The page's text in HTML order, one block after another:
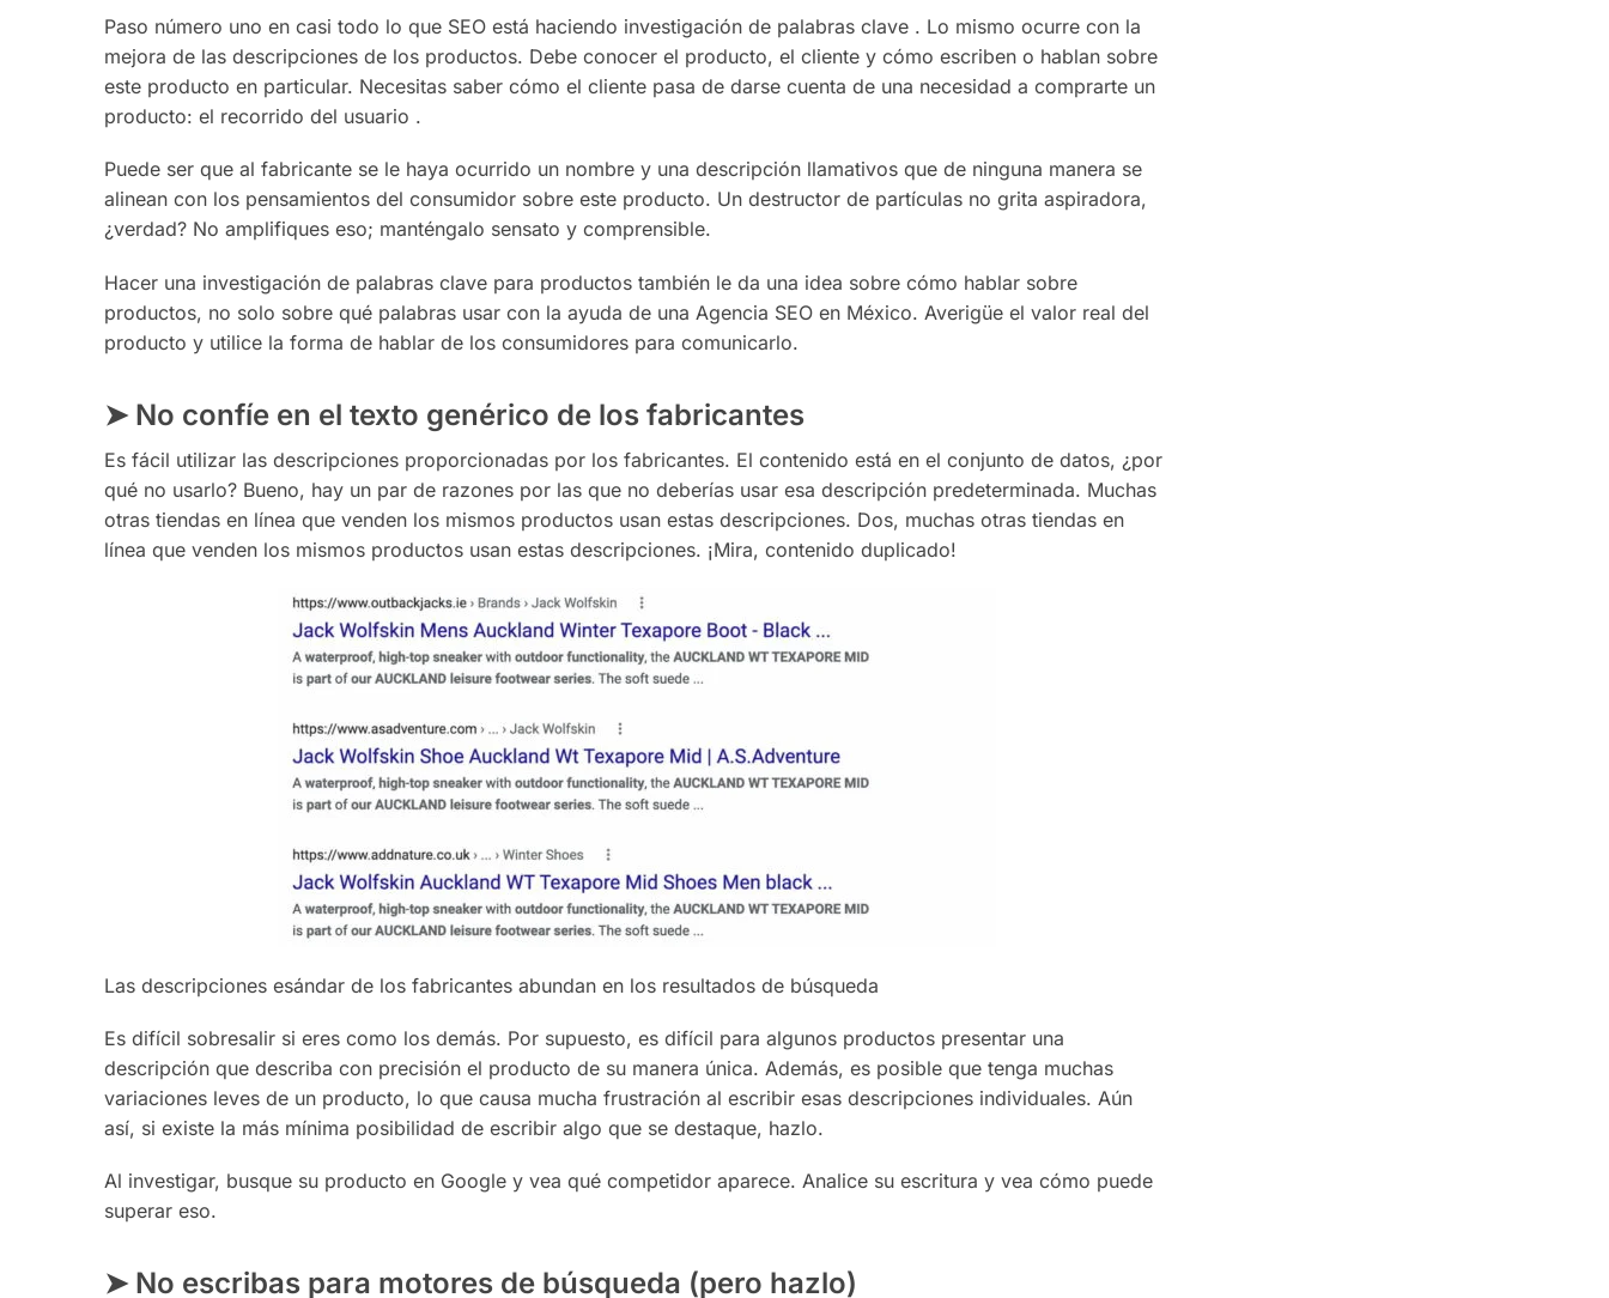
Paso número uno en casi todo lo que SEO está haciendo investigación de palabras clave . Lo mismo ocurre con la
mejora de las descripciones de los productos. Debe conocer el producto, el cliente y cómo escriben o hablan sobre
este producto en particular. Necesitas saber cómo el cliente pasa de darse cuenta de una necesidad a comprarte un
producto: el recorrido del usuario .
Puede ser que al fabricante se le haya ocurrido un nombre y una descripción llamativos que de ninguna manera se
alinean con los pensamientos del consumidor sobre este producto. Un destructor de partículas no grita aspiradora,
¿verdad? No amplifiques eso; manténgalo sensato y comprensible.
Hacer una investigación de palabras clave para productos también le da una idea sobre cómo hablar sobre
productos, no solo sobre qué palabras usar con la ayuda de una Agencia SEO en México. Averigüe el valor real del
producto y utilice la forma de hablar de los consumidores para comunicarlo.
➤ No confíe en el texto genérico de los fabricantes
Es fácil utilizar las descripciones proporcionadas por los fabricantes. El contenido está en el conjunto de datos, ¿por
qué no usarlo? Bueno, hay un par de razones por las que no deberías usar esa descripción predeterminada. Muchas
otras tiendas en línea que venden los mismos productos usan estas descripciones. Dos, muchas otras tiendas en
línea que venden los mismos productos usan estas descripciones. ¡Mira, contenido duplicado!
Las descripciones esándar de los fabricantes abundan en los resultados de búsqueda
Es difícil sobresalir si eres como los demás. Por supuesto, es difícil para algunos productos presentar una
descripción que describa con precisión el producto de su manera única. Además, es posible que tenga muchas
variaciones leves de un producto, lo que causa mucha frustración al escribir esas descripciones individuales. Aún
así, si existe la más mínima posibilidad de escribir algo que se destaque, hazlo.
Al investigar, busque su producto en Google y vea qué competidor aparece. Analice su escritura y vea cómo puede
superar eso.
➤ No escribas para motores de búsqueda (pero hazlo)